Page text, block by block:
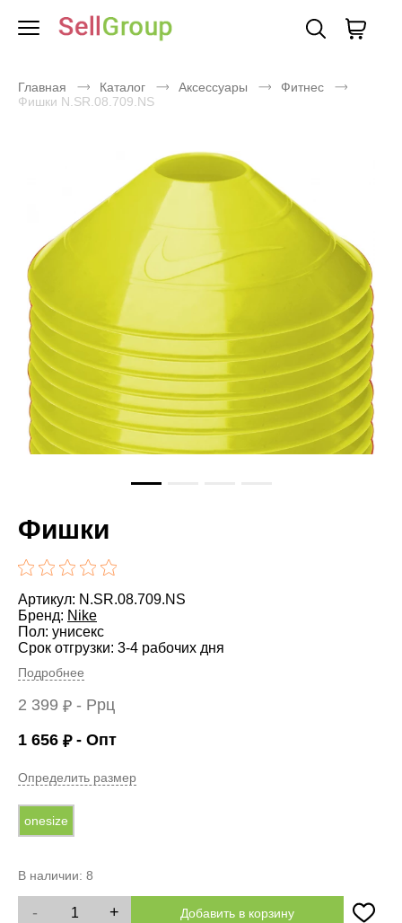
Главная Каталог Аксессуары
Фитнес
Фишки N.SR.08.709.NS
Фишки
Артикул: N.SR.08.709.NS
Бренд: Nike
Пол: унисекс
Срок отгрузки: 3-4 рабочих дня
Подробнее
2 399 ₽ - Ррц
1 656 ₽- Опт
Определить размер
onesize
В наличии: 8
- + Добавить в корзину